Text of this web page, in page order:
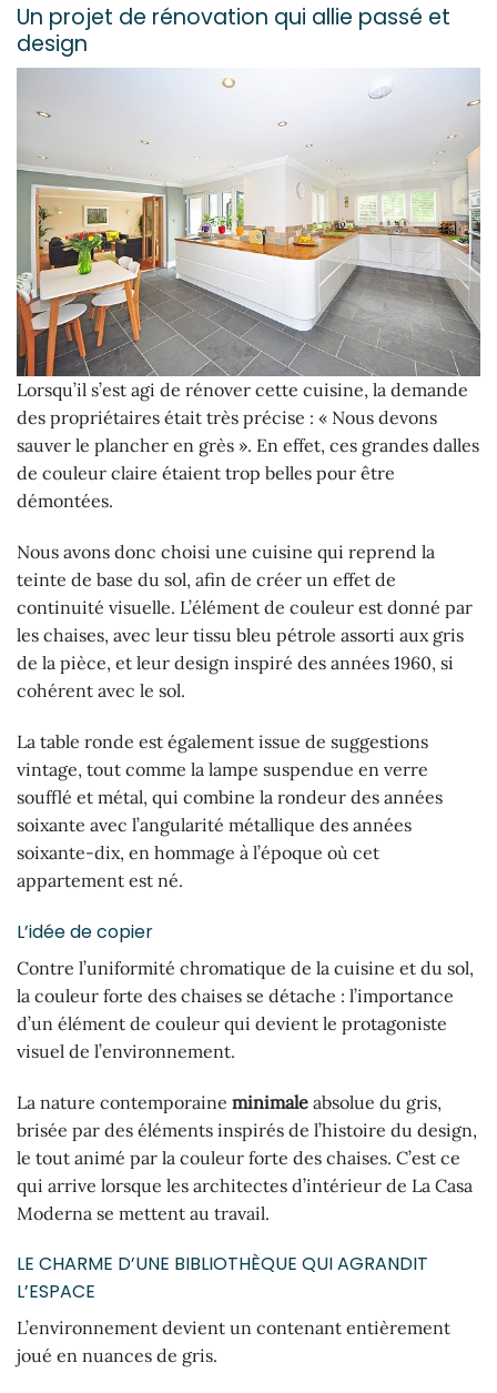
Un projet de rénovation qui allie passé et
design
Lorsqu’il s’est agi de rénover cette cuisine, la demande
des propriétaires était très précise : « Nous devons
sauver le plancher en grès ». En effet, ces grandes dalles
de couleur claire étaient trop belles pour être
démontées.
Nous avons donc choisi une cuisine qui reprend la
teinte de base du sol, afin de créer un effet de
continuité visuelle. L’élément de couleur est donné par
les chaises, avec leur tissu bleu pétrole assorti aux gris
de la pièce, et leur design inspiré des années 1960, si
cohérent avec le sol.
La table ronde est également issue de suggestions
vintage, tout comme la lampe suspendue en verre
soufflé et métal, qui combine la rondeur des années
soixante avec l’angularité métallique des années
soixante-dix, en hommage à l’époque où cet
appartement est né.
L’idée de copier
Contre l’uniformité chromatique de la cuisine et du sol,
la couleur forte des chaises se détache : l’importance
d’un élément de couleur qui devient le protagoniste
visuel de l’environnement.
La nature contemporaine minimale absolue du gris,
brisée par des éléments inspirés de l’histoire du design,
le tout animé par la couleur forte des chaises. C’est ce
qui arrive lorsque les architectes d’intérieur de La Casa
Moderna se mettent au travail.
LE CHARME D’UNE BIBLIOTHÈQUE QUI AGRANDIT
L’ESPACE
L’environnement devient un contenant entièrement
joué en nuances de gris.